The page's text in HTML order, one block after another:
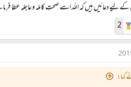
لیے دعائیں ہیں کہ اللہ اسے صحتِ کاملہ و عاجلہ عطا
2
کہا: